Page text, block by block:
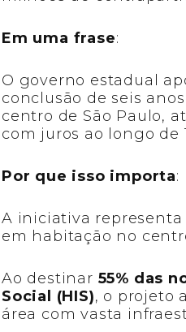
Em uma frase:
O governo estadual
conclusão de seis
centro de São Paulo,
com juros ao longo de
Por que isso importa:
A iniciativa
em habitação no
Ao destinar 55% das
Social (HIS), o projeto
área com vasta